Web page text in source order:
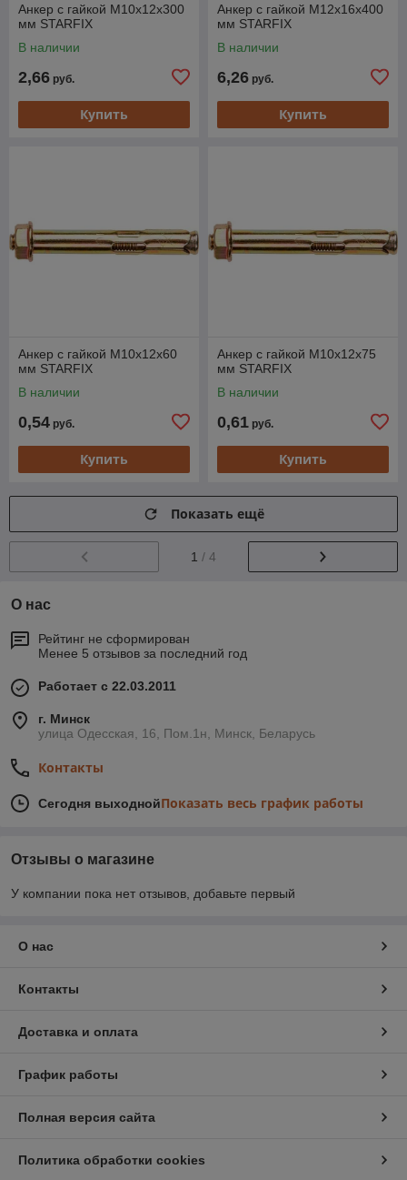
Анкер с гайкой М10х12х300
мм STARFIX
В наличии
2,66 руб.
Купить
Анкер с гайкой М12х16х400
мм STARFIX
В наличии
6,26 руб.
Купить
Анкер с гайкой М10х12х60
мм STARFIX
В наличии
0,54 руб.
Купить
Анкер с гайкой М10х12х75
мм STARFIX
В наличии
0,61 руб.
Купить
Показать ещё
1 / 4
О нас
Рейтинг не сформирован
Менее 5 отзывов за последний год
Работает с 22.03.2011
г. Минск
улица Одесская, 16, Пом.1н, Минск, Беларусь
Контакты
Сегодня выходнойПоказать весь график работы
Отзывы о магазине
У компании пока нет отзывов, добавьте первый
О нас
Контакты
Доставка и оплата
График работы
Полная версия сайта
Политика обработки cookies